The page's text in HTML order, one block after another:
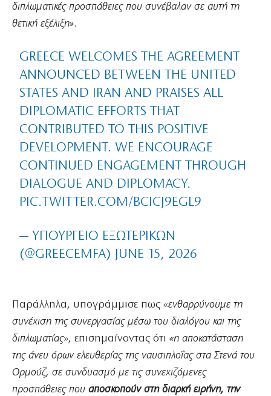
διπλωματικές προσπάθειες που συνέβαλαν σε αυτή τη
θετική εξέλιξη».
GREECE WELCOMES THE AGREEMENT
ANNOUNCED BETWEEN THE UNITED
STATES AND IRAN AND PRAISES ALL
DIPLOMATIC EFFORTS THAT
CONTRIBUTED TO THIS POSITIVE
DEVELOPMENT. WE ENCOURAGE
CONTINUED ENGAGEMENT THROUGH
DIALOGUE AND DIPLOMACY.
PIC.TWITTER.COM/BCICJ9EGL9
— ΥΠΟΥΡΓΕΊΟ ΕΞΩΤΕΡΙΚΏΝ
(@GREECEMFA)
JUNE 15, 2026
Παράλληλα, υπογράμμισε πως «ενθαρρύνουμε τη
συνέχιση της συνεργασίας μέσω του διαλόγου και της
διπλωματίας», επισημαίνοντας ότι «η αποκατάσταση
της άνευ όρων ελευθερίας της ναυσιπλοΐας στα Στενά του
Ορμούζ, σε συνδυασμό με τις συνεχιζόμενες
προσπάθειες που αποσκοπούν στη διαρκή ειρήνη, την